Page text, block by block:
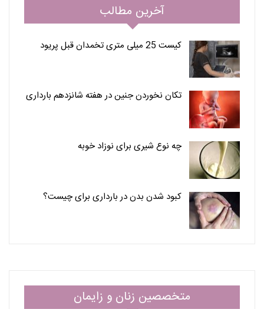
آخرین مطالب
کیست 25 میلی متری تخمدان قبل پریود
تکان نخوردن جنین در هفته شانزدهم بارداری
چه نوع شیری برای نوزاد خوبه
کبود شدن بدن در بارداری برای چیست؟
متخصصین زنان و زایمان